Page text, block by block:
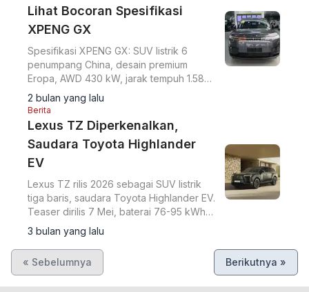
Lihat Bocoran Spesifikasi
XPENG GX
Spesifikasi XPENG GX: SUV listrik 6
penumpang China, desain premium
Eropa, AWD 430 kW, jarak tempuh 1.585
km REEV, autonomous driving level 4.
2 bulan yang lalu
Berita
Lexus TZ Diperkenalkan,
Saudara Toyota Highlander
EV
Lexus TZ rilis 2026 sebagai SUV listrik
tiga baris, saudara Toyota Highlander EV.
Teaser dirilis 7 Mei, baterai 76-95 kWh,
jarak 480 km, fitur Lexus Safety System+
3 bulan yang lalu
« Sebelumnya Berikutnya »